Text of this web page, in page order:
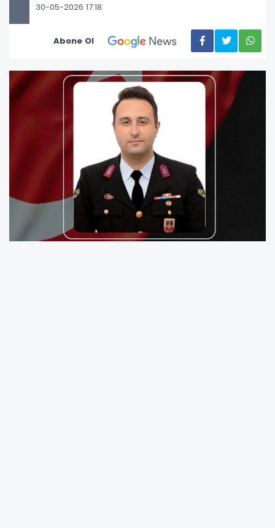
30-05-2026 17:18
Abone Ol